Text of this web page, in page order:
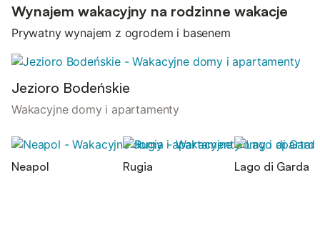
Wynajem wakacyjny na rodzinne wakacje
Prywatny wynajem z ogrodem i basenem
Jezioro Bodeńskie
Wakacyjne domy i apartamenty
Neapol Rugia Lago di Garda